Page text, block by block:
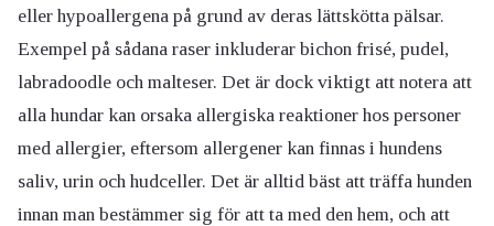
eller hypoallergena på grund av deras lättskötta pälsar.
Exempel på sådana raser inkluderar bichon frisé, pudel,
labradoodle och malteser. Det är dock viktigt att notera att
alla hundar kan orsaka allergiska reaktioner hos personer
med allergier, eftersom allergener kan finnas i hundens
saliv, urin och hudceller. Det är alltid bäst att träffa hunden
innan man bestämmer sig för att ta med den hem, och att